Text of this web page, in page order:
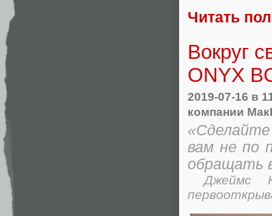
Читать
Вокруг
ONYX
2019-07-16 в
компании
вам не по
обращать
Джеймс